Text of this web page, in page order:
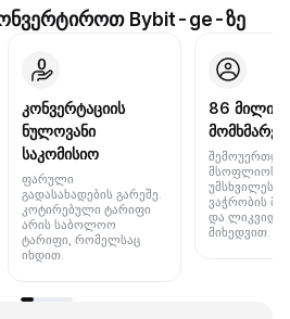
Bybit-ge-ზე
კონვერტაციის
ნულოვანი
საკომისიო
ფარული
გადასახადების გარეშე.
კოტირებული ტარიფი
არის საბოლოო
ტარიფი, რომელსაც
იხდით.
86
მსოფლიოს
უმსხვილეს
ვაჭრობის
და
მიხედვით.